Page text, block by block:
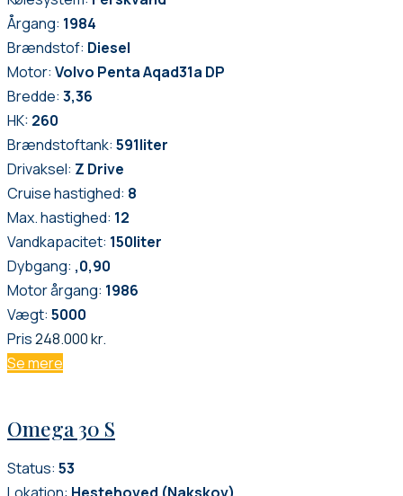
Årgang: 1984
Brændstof: Diesel
Motor: Volvo Penta Aqad31a DP
Bredde: 3,36
HK: 260
Brændstoftank: 591liter
Drivaksel: Z Drive
Cruise hastighed: 8
Max. hastighed: 12
Vandkapacitet: 150liter
Dybgang: ,0,90
Motor årgang: 1986
Vægt: 5000
Pris248.000 kr.
Se mere
Omega 30 S
Status: 53